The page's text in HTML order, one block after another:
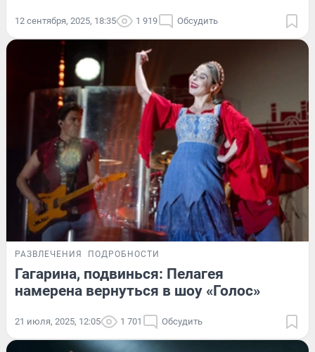
12 сентября, 2025, 18:35 1 919 Обсудить
РАЗВЛЕЧЕНИЯ ПОДРОБНОСТИ
Гагарина, подвинься: Пелагея
намерена вернуться в шоу «Голос»
21 июля, 2025, 12:05 1 701 Обсудить